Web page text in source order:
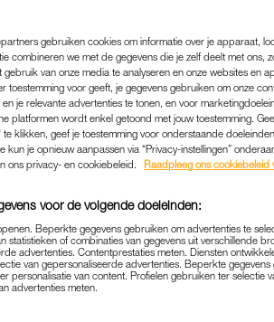
BIJ PETER
MAN NOOIT
ANP|BEKEND
gebruiken cookies om informatie over je apparaat,
combineren we met de gegevens die je zelf deelt met ons,
van onze media te analyseren en onze websites en
toestemming voor geeft, je gegevens gebruiken om onze
je relevante advertenties te tonen, en voor
platformen wordt enkel getoond met jouw toestemming.
klikken, geef je toestemming voor onderstaande
kun je opnieuw aanpassen via “Privacy-instellingen”
ons privacy- en cookiebeleid.
Raadpleeg ons cookiebeleid
voor de volgende doeleinden:
Beperkte gegevens gebruiken om advertenties te
of combinaties van gegevens uit verschillende
advertenties. Contentprestaties meten. Diensten
van gepersonaliseerde advertenties. Beperkte
personalisatie van content. Profielen gebruiken ter selectie
advertenties meten.